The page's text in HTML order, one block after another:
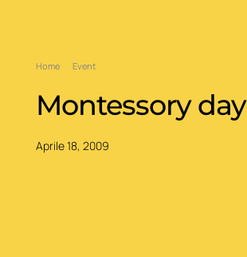
Home Event
Montessory day
Aprile 18, 2009